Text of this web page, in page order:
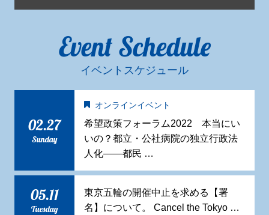
Event Schedule
イベントスケジュール
02.27
Sunday
オンラインイベント
希望政策フォーラム2022 本当にい
いの？都立・公社病院の独立行政法
人化——都民 …
05.11
Tuesday
東京五輪の開催中止を求める【署
名】について。 Cancel the Tokyo …